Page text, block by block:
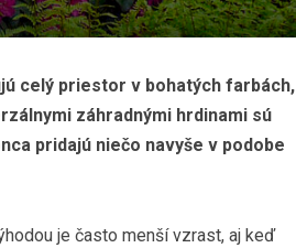
celý priestor v bohatých farbách,
záhradnými hrdinami sú
pridajú niečo navyše v podobe
je často menší vzrast, aj keď